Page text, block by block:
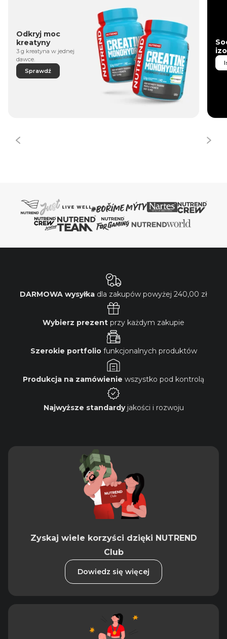
Odkryj moc
kreatyny
3 g kreatyna w jednej
dawce.
Sprawdź
DARMOWA wysyłka dla zakupów powyżej 240,00 zł
Wybierz prezent przy każdym zakupie
Szerokie portfoliofunkcjonalnych produktów
Produkcja na zamówienie wszystko pod kontrolą
Najwyższe standardyjakości i rozwoju
Zyskaj wiele korzyści dzięki NUTREND
Club
Dowiedz się więcej